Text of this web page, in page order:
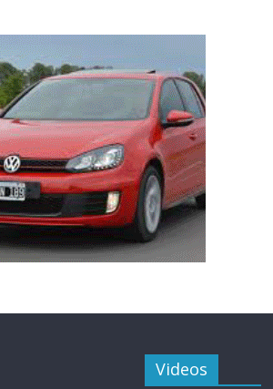
Videos